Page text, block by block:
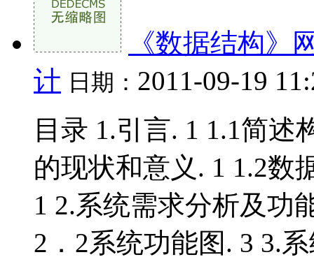
《数据结构》
计 日期： 2011-09-19
目录 1.引言. 1 1.1简
的现状和意义. 1 1.2数
1 2.系统需求分析及功
2．2系统功能图. 3 3.